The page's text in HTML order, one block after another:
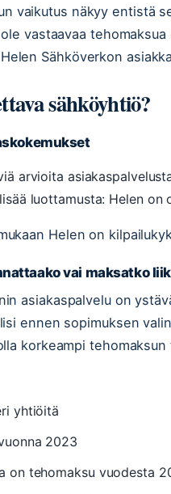
vaikutus näkyy entistä
vastaavaa
Sähköverkon
sähköyhtiö?
arvioita
luottamusta: Helen on
Helen on
vai maksatko
asiakaspalvelu on
ennen sopimuksen
korkeampi tehomaksun
yhtiöitä
2023
on tehomaksu vuodesta